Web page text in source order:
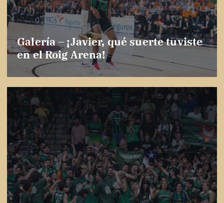
Galería – ¡Javier, qué suerte tuviste
en el Roig Arena!